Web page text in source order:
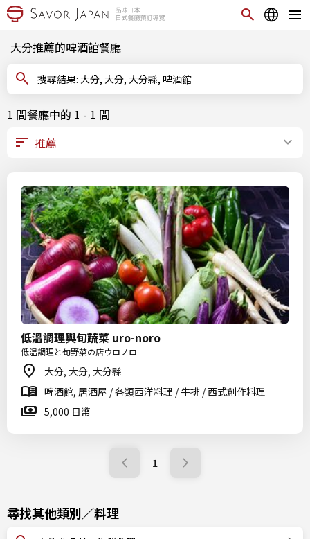
大分推薦的啤酒館餐廳
搜尋結果: 大分, 大分, 大分縣, 啤酒館
1 間餐廳中的 1 - 1 間
低溫調理與旬蔬菜 uro-noro
低温調理と旬野菜の店ウロノロ
大分, 大分, 大分縣
啤酒館, 居酒屋 / 各類西洋料理 / 牛排 / 西式創作料理
5,000 日幣
1
尋找其他類別／料理